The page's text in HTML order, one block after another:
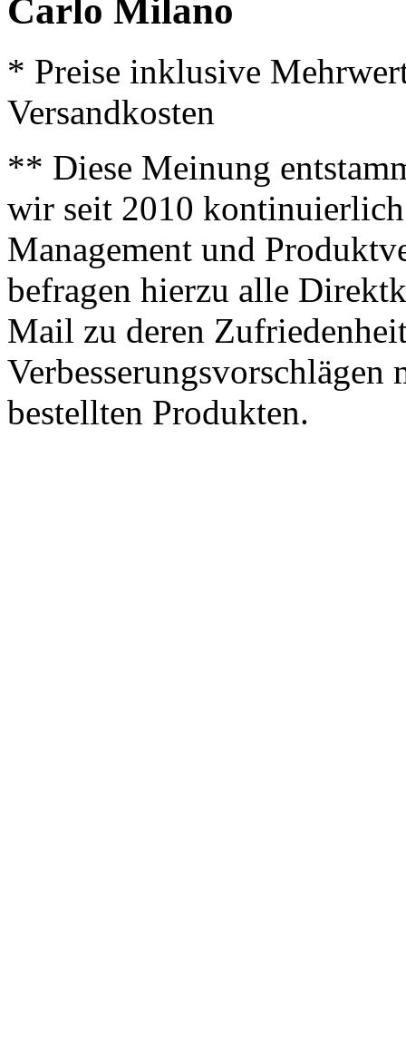
Carlo Milano
* Preise inklusive
Versandkosten
** Diese Meinung
wir seit 2010
Management und
befragen hierzu alle
Mail zu deren
bestellten Produkten.